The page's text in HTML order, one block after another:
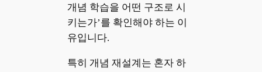
개념 학습을 어떤 구조로 시
키는가’를 확인해야 하는 이
유입니다.
특히 개념 재설계는 혼자 하